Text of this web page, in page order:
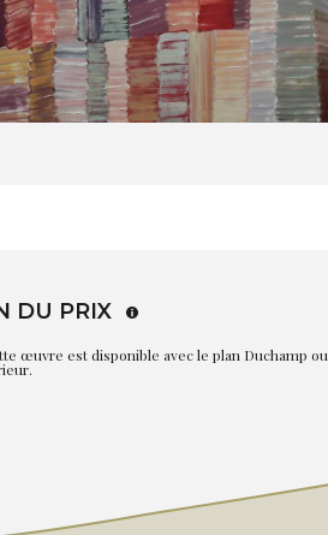
DU PRIX
œuvre est disponible avec le plan Duchamp ou